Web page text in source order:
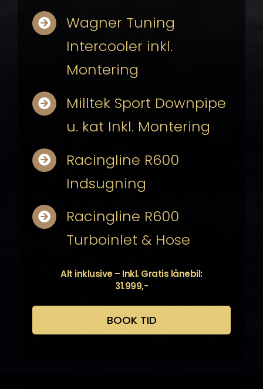
Wagner Tuning
Intercooler inkl.
Montering
Milltek Sport Downpipe
u. kat Inkl. Montering
Racingline R600
Indsugning
Racingline R600
Turboinlet & Hose
Alt inklusive – Inkl. Gratis lånebil:
31.999,-
BOOK TID